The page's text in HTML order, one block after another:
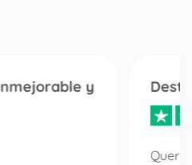
y